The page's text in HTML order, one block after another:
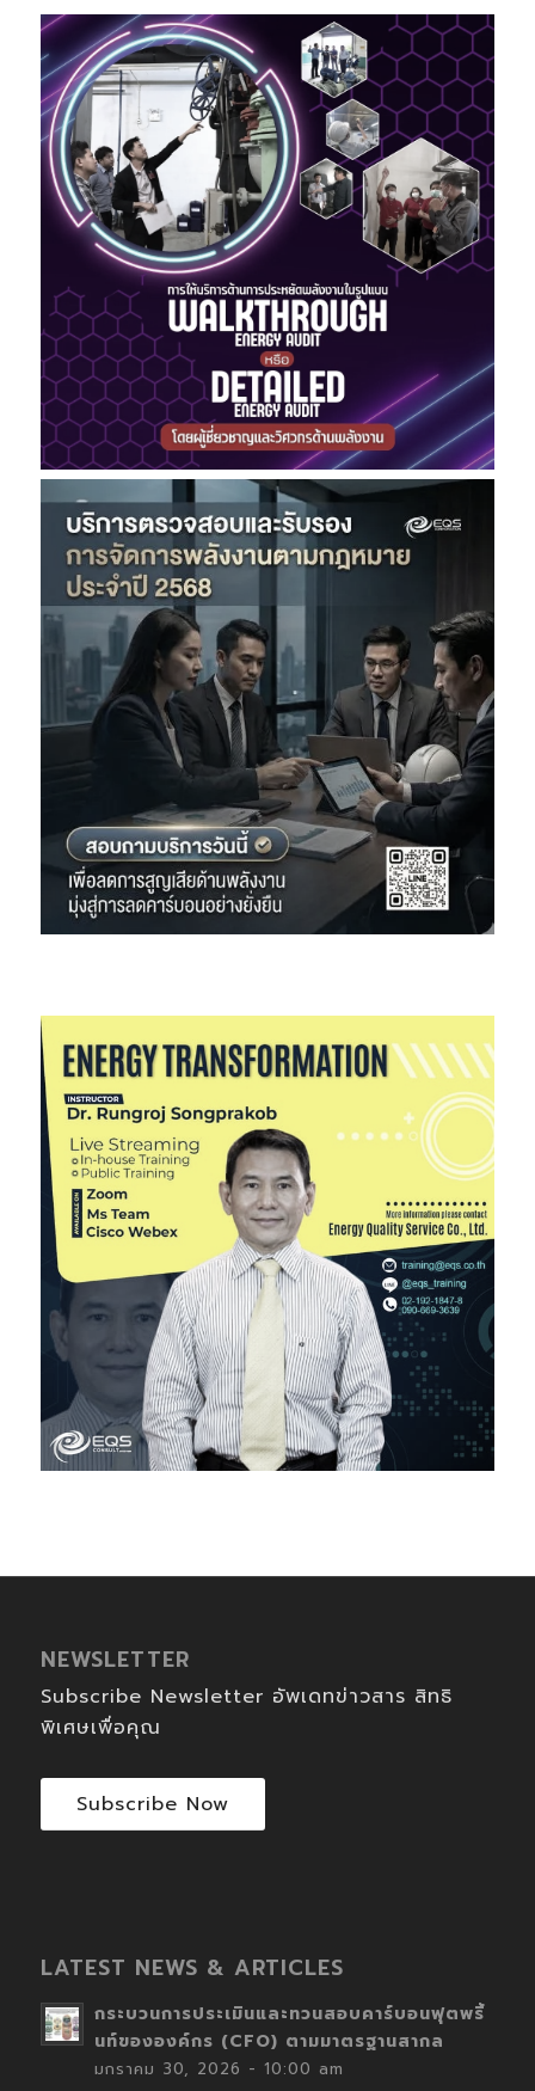
NEWSLETTER
Subscribe Newsletter อัพเดทข่าวสาร สิทธิ
พิเศษเพื่อคุณ
Subscribe Now
LATEST NEWS & ARTICLES
กระบวนการประเมินและทวนสอบคาร์บอนฟุตพริ้
นท์ขององค์กร (CFO) ตามมาตรฐานสากล
มกราคม 30, 2026 - 10:00 am